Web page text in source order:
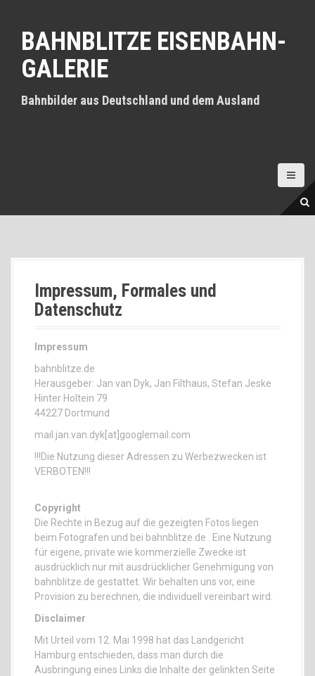
t
BAHNBLITZE EISENBAHN-
GALERIE
Bahnbilder aus Deutschland und dem Ausland
Impressum, Formales und
Datenschutz
Impressum
bahnblitze.de
Herausgeber: Jan van Dyk, Jan Filthaus, Stefan Jeske
Hinter Holtein 79
44227 Dortmund
mail.jan.van.dyk[at]googlemail.com
!!!Die Nutzung dieser Adressen zu Werbezwecken ist
VERBOTEN!!!
Copyright
Die Rechte in Bezug auf die gezeigten Fotos liegen
beim Fotografen und bei bahnblitze.de . Eine Nutzung
für eigene, private wie kommerzielle Zwecke ist
ausdrücklich nur mit ausdrücklicher Genehmigung von
bahnblitze.de gestattet. Wir behalten uns vor, eine
Provision zu berechnen, die individuell vereinbart wird.
Disclaimer
Mit Urteil vom 12. Mai 1998 hat das Landgericht
Hamburg entschieden, dass man durch die
Ausbringung eines Links die Inhalte der gelinkten Seite